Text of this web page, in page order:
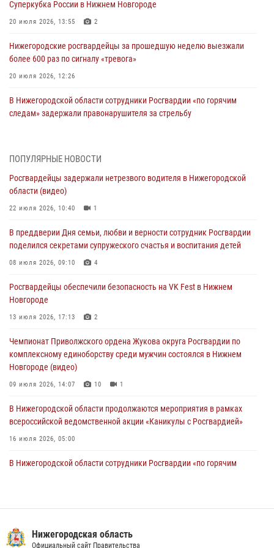
Суперкубка России в Нижнем Новгороде
20 июля 2026, 13:55 2
Нижегородские росгвардейцы за прошедшую неделю выезжали
более 600 раз по сигналу «тревога»
20 июля 2026, 12:26
В Нижегородской области сотрудники Росгвардии «по горячим
следам» задержали правонарушителя за стрельбу
В Нижегородской области продолжаются мероприятия в рамках
16 июля 2026, 05:00
Росгвардейцы обеспечили безопасность на VK Fest в Нижнем
13 июля 2026, 17:13
Нижегородские росгвардейцы за прошедшую неделю выезжали
13 июля 2026, 06:45
Росгвардейцы предотвратили серию краж в Нижнем Новгороде
ПОПУЛЯРНЫЕ НОВОСТИ
Росгвардейцы задержали нетрезвого водителя в Нижегородской
области (видео)
22 июля 2026, 10:40 1
В преддверии Дня семьи, любви и верности сотрудник Росгвардии
поделился секретами супружеского счастья и воспитания детей
08 июля 2026, 09:10 4
Росгвардейцы обеспечили безопасность на VK Fest в Нижнем
Новгороде
13 июля 2026, 17:13 2
Чемпионат Приволжского ордена Жукова округа Росгвардии по
комплексному единоборству среди мужчин состоялся в Нижнем
Новгороде (видео)
09 июля 2026, 14:07 10 1
В Нижегородской области продолжаются мероприятия в рамках
всероссийской ведомственной акции «Каникулы с Росгвардией»
16 июля 2026, 05:00
В Нижегородской области сотрудники Росгвардии «по горячим
Суперкубка России в Нижнем Новгороде
Нижегородская область
Официальный сайт Правительства